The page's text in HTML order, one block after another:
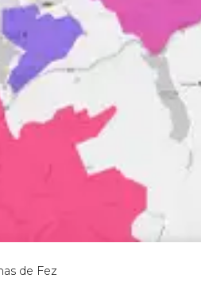
de Fez